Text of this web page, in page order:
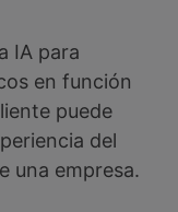
IA para
en función
puede
del
una empresa.